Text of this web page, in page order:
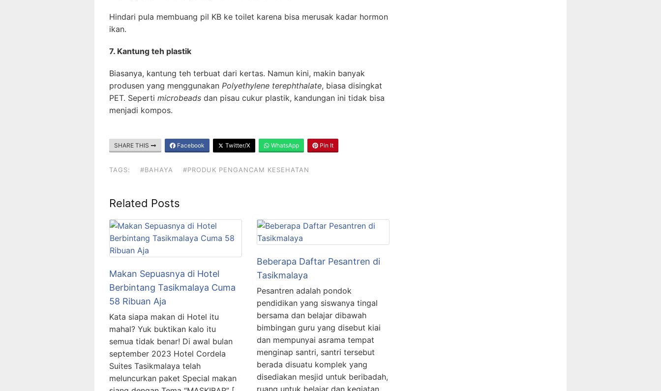
Hindari pula membuang pil KB ke toilet karena bisa merusak kadar hormon
ikan.
7. Kantung teh plastik
Biasanya, kantung teh terbuat dari kertas. Namun kini, makin banyak
produsen yang menggunakan Polyethylene terephthalate, biasa disingkat
PET. Seperti microbeads dan pisau cukur plastik, kandungan ini tidak bisa
menjadi kompos.
SHARE THIS Facebook Twitter/X WhatsApp Pin It
TAGS: #BAHAYA #PRODUK PENGANCAM KESEHATAN
Related Posts
Makan Sepuasnya di Hotel
Berbintang Tasikmalaya Cuma
58 Ribuan Aja
Kata siapa makan di Hotel itu
mahal? Yuk buktikan kalo itu
semua tidak benar! Di awal bulan
september 2023 Hotel Cordela
Suites Tasikmalaya telah
meluncurkan paket Special makan
Beberapa Daftar Pesantren di
Tasikmalaya
Pesantren adalah pondok
pendidikan yang siswanya tingal
bersama dan belajar dibawah
bimbingan guru yang disebut kiai
dan mempunyai asrama tempat
menginap santri, santri tersebut
berada disuatu komplek yang
disediakan mesjid untuk beribadah,
ruang untuk belajar dan kegiatan